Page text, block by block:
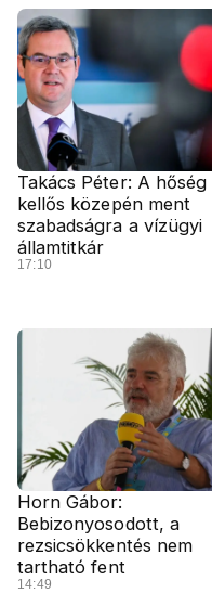
Takács Péter: A hőség
kellős közepén ment
szabadságra a vízügyi
államtitkár
17:10
Horn Gábor:
Bebizonyosodott, a
rezsicsökkentés nem
tartható fent
14:49